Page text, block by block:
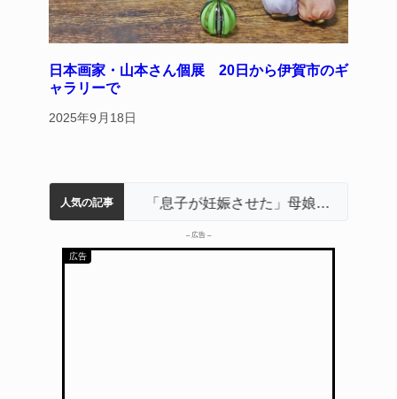
日本画家・山本さん個展 20日から伊賀市のギ
ャラリーで
2025年9月18日
人気の記事
名張市水道料金47％値上げへ 答申案、審議会で大筋まとまる
器物損壊容疑で83歳女逮捕 伊賀署
中学校の陶壁モニュメント 地元建設会社がボランティアで清掃 伊賀
名張市立病院のDMAT、熊本地震の被災地へ 能登以来3回目の派遣 「息子が妊娠させた」母娘だまされ400万円詐欺被害 名張
– 広告 –